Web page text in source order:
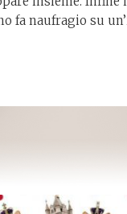
fa naufragio su